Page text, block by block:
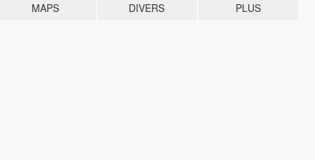
MAPS DIVERS PLUS